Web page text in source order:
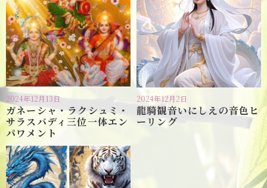
2024年12月13日
ガネーシャ・ラクシュミ・
サラスバディ三位一体エン
パワメント
2024年12月2日
龍騎観音いにしえの音色ヒ
ーリング